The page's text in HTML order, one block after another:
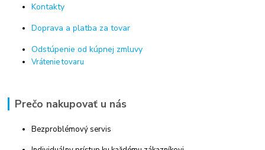
Kontakty
Doprava a platba za tovar
Odstúpenie od kúpnej zmluvy
Vrátenie tovaru
Prečo nakupovať u nás
Bezproblémový servis